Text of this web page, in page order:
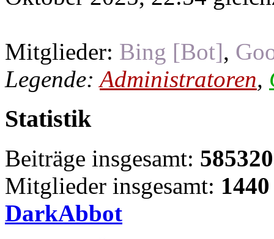
Mitglieder: Bing [Bot],
Legende:Administratoren,
Statistik
Beiträge insgesamt: 585320
Mitglieder insgesamt: 1440
DarkAbbot